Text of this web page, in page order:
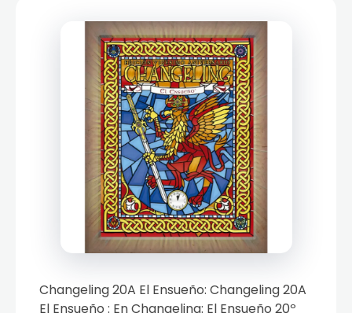
Changeling 20A El Ensueño: Changeling 20A
El Ensueño : En Changeling: El Ensueño 20º